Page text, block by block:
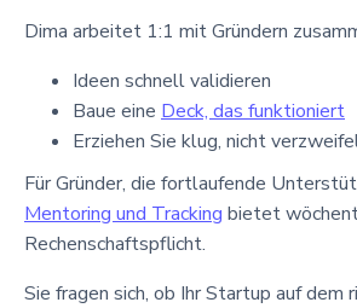
Dima arbeitet 1:1 mit Gründern
Ideen schnell validieren
Baue eine Deck, das funktioniert
Erziehen Sie klug, nicht
Für Gründer, die fortlaufende
Mentoring und Tracking bietet
Rechenschaftspflicht.
Sie fragen sich, ob Ihr Startup auf dem